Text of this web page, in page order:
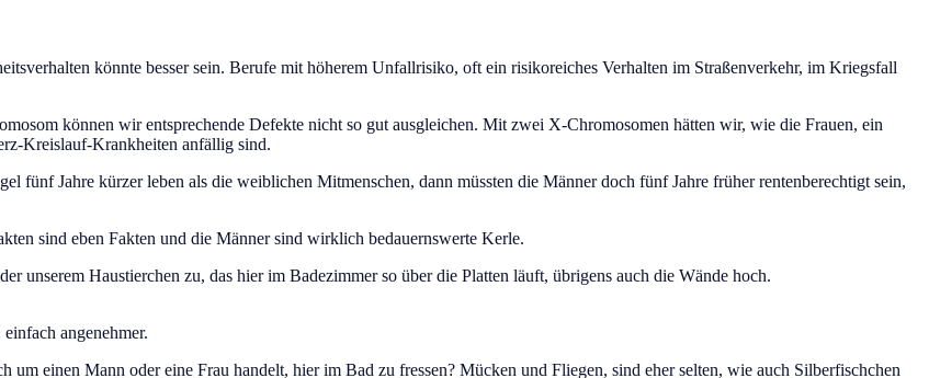
könnte besser sein. Berufe mit höherem Unfallrisiko, oft ein risikoreiches Verhalten im Straßenverkehr, im Kriegsfall
können wir entsprechende Defekte nicht so gut ausgleichen. Mit zwei X-Chromosomen hätten wir, wie die Frauen, ein
Kreislauf-Krankheiten anfällig sind.
fünf Jahre kürzer leben als die weiblichen Mitmenschen, dann müssten die Männer doch fünf Jahre früher rentenberechtigt sein,
sind eben Fakten und die Männer sind wirklich bedauernswerte Kerle.
unserem Haustierchen zu, das hier im Badezimmer so über die Platten läuft, übrigens auch die Wände hoch.
angenehmer.
um einen Mann oder eine Frau handelt, hier im Bad zu fressen? Mücken und Fliegen, sind eher selten, wie auch Silberfischchen